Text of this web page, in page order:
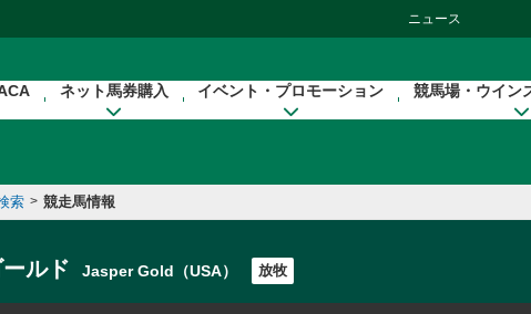
ニュース
ネット馬券購入 イベント・プロモーション 競馬場・ウイン
索 > 競走馬情報
ルド Jasper Gold（USA） 放牧